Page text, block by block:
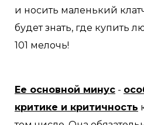
и носить маленький
будет знать, где купить
101 мелочь!
Ее основной минус -
критике и критичность